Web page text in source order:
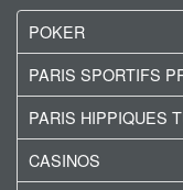
POKER
PARIS SPORTIFS
PARIS HIPPIQUES
CASINOS